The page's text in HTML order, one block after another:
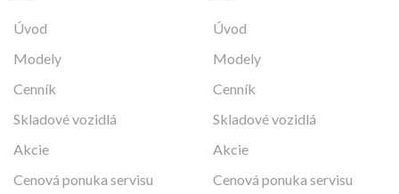
Úvod
Modely
Cenník
Skladové vozidlá
Akcie
Cenová ponuka servisu
Úvod
Modely
Cenník
Skladové vozidlá
Akcie
Cenová ponuka servisu